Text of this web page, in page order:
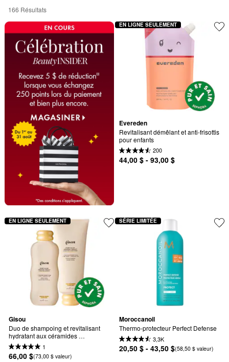
166 Résultats
Evereden
Revitalisant démêlant et anti-frisottis
pour enfants
200
44,00 $ - 93,00 $
EN LIGNE SEULEMENT
Gisou
Duo de shampoing et revitalisant
hydratant aux céramides
Honey Gloss1
66,00 $(73,00 $ valeur)
EN LIGNE SEULEMENT
Moroccanoil
Thermo-protecteur Perfect Defense
3,3K
20,50 $ - 43,50 $(58,50 $ valeur)
SÉRIE LIMITÉE